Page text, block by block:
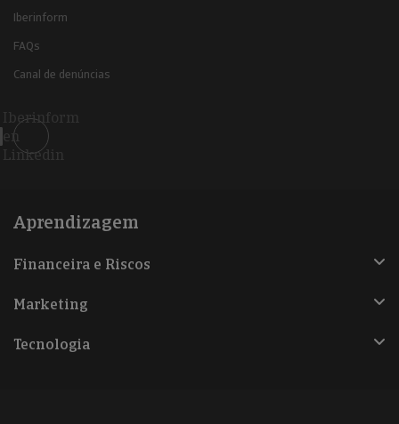
Iberinform
FAQs
Canal de denúncias
Iberinform
en
Linkedin
Aprendizagem
Financeira e Riscos
Marketing
Tecnologia